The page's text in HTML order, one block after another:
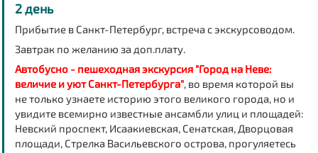
2 день
Прибытие в Санкт-Петербург, встреча с экскурсоводом.
Завтрак по желанию за доп.плату.
Автобусно - пешеходная экскурсия "Город на Неве:
величие и уют Санкт-Петербурга", во время которой вы
не только узнаете историю этого великого города, но и
увидите всемирно известные ансамбли улиц и площадей:
Невский проспект, Исаакиевская, Сенатская, Дворцовая
площади, Стрелка Васильевского острова, прогуляетесь